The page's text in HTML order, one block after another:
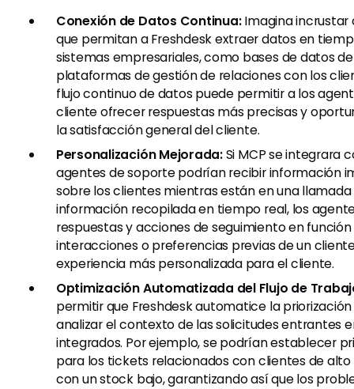
Conexión de Datos Continua:Imagina incrustar
que permitan a Freshdesk extraer datos en
sistemas empresariales, como bases de datos
plataformas de gestión de relaciones con los
flujo continuo de datos puede permitir a los
cliente ofrecer respuestas más precisas y
la satisfacción general del cliente.
Personalización Mejorada:Si MCP se integrara
agentes de soporte podrían recibir información
sobre los clientes mientras están en una llamada
información recopilada en tiempo real, los
respuestas y acciones de seguimiento en función
interacciones o preferencias previas de un
experiencia más personalizada para el cliente.
Optimización Automatizada del Flujo de
permitir que Freshdesk automatice la
analizar el contexto de las solicitudes entrantes
integrados. Por ejemplo, se podrían establecer
para los tickets relacionados con clientes de
con un stock bajo, garantizando así que los